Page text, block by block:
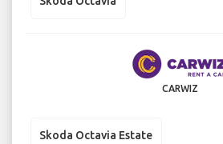
CARWIZ
Skoda Octavia Estate